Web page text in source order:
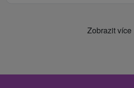
Zobrazit více